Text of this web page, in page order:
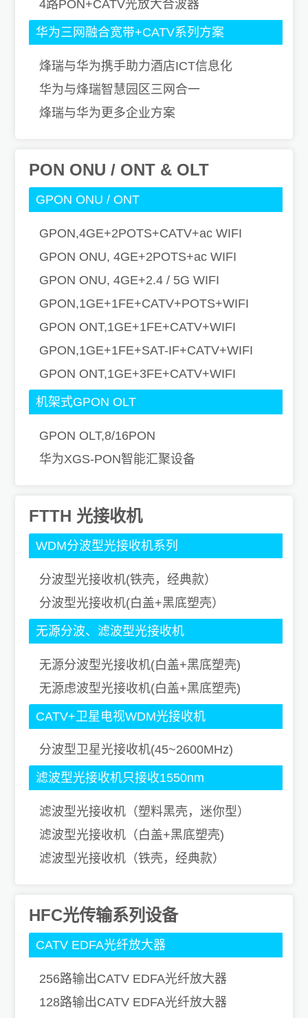
4路PON+CATV光放大合波器
华为三网融合宽带+CATV系列方案
烽瑞与华为携手助力酒店ICT信息化
华为与烽瑞智慧园区三网合一
烽瑞与华为更多企业方案
PON ONU / ONT & OLT
GPON ONU / ONT
GPON,4GE+2POTS+CATV+ac WIFI
GPON ONU, 4GE+2POTS+ac WIFI
GPON ONU, 4GE+2.4 / 5G WIFI
GPON,1GE+1FE+CATV+POTS+WIFI
GPON ONT,1GE+1FE+CATV+WIFI
GPON,1GE+1FE+SAT-IF+CATV+WIFI
GPON ONT,1GE+3FE+CATV+WIFI
机架式GPON OLT
GPON OLT,8/16PON
华为XGS-PON智能汇聚设备
FTTH 光接收机
WDM分波型光接收机系列
分波型光接收机(铁壳，经典款）
分波型光接收机(白盖+黑底塑壳）
无源分波、滤波型光接收机
无源分波型光接收机(白盖+黑底塑壳)
无源虑波型光接收机(白盖+黑底塑壳)
CATV+卫星电视WDM光接收机
分波型卫星光接收机(45~2600MHz)
滤波型光接收机只接收1550nm
滤波型光接收机（塑料黑壳，迷你型）
滤波型光接收机（白盖+黑底塑壳)
滤波型光接收机（铁壳，经典款）
HFC光传输系列设备
CATV EDFA光纤放大器
256路输出CATV EDFA光纤放大器
128路输出CATV EDFA光纤放大器